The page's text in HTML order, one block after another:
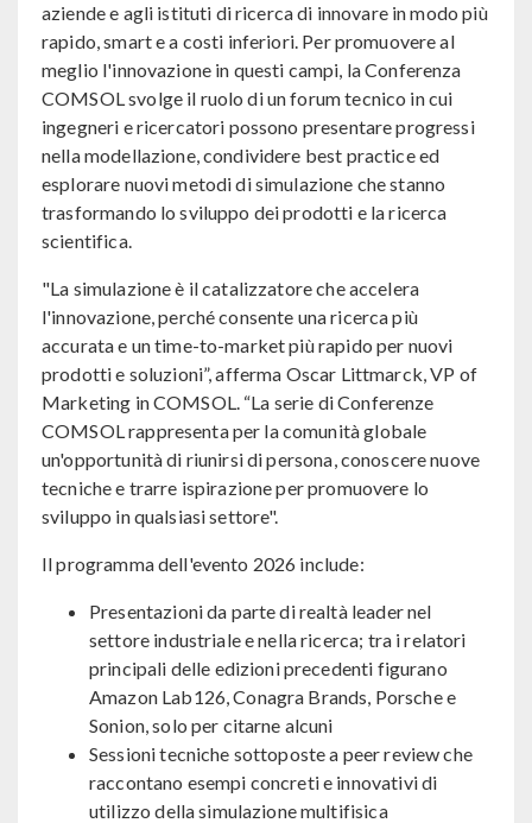
aziende e agli istituti di ricerca di innovare in modo più
rapido, smart e a costi inferiori. Per promuovere al
meglio l'innovazione in questi campi, la Conferenza
COMSOL svolge il ruolo di un forum tecnico in cui
ingegneri e ricercatori possono presentare progressi
nella modellazione, condividere best practice ed
esplorare nuovi metodi di simulazione che stanno
trasformando lo sviluppo dei prodotti e la ricerca
scientifica.
"La simulazione è il catalizzatore che accelera
l'innovazione, perché consente una ricerca più
accurata e un time-to-market più rapido per nuovi
prodotti e soluzioni”, afferma Oscar Littmarck, VP of
Marketing in COMSOL. “La serie di Conferenze
COMSOL rappresenta per la comunità globale
un'opportunità di riunirsi di persona, conoscere nuove
tecniche e trarre ispirazione per promuovere lo
sviluppo in qualsiasi settore".
Il programma dell'evento 2026 include:
Presentazioni da parte di realtà leader nel
settore industriale e nella ricerca; tra i relatori
principali delle edizioni precedenti figurano
Amazon Lab126, Conagra Brands, Porsche e
Sonion, solo per citarne alcuni
Sessioni tecniche sottoposte a peer review che
raccontano esempi concreti e innovativi di
utilizzo della simulazione multifisica